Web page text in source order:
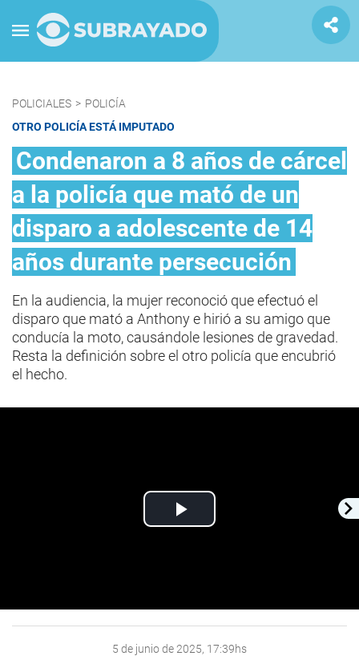
POLICIALES > POLICÍA
OTRO POLICÍA ESTÁ IMPUTADO
Condenaron a 8 años de cárcel
a la policía que mató de un
disparo a adolescente de 14
años durante persecución
En la audiencia, la mujer reconoció que efectuó el
disparo que mató a Anthony e hirió a su amigo que
conducía la moto, causándole lesiones de gravedad.
Resta la definición sobre el otro policía que encubrió
el hecho.
Play
5 de junio de 2025, 17:39hs